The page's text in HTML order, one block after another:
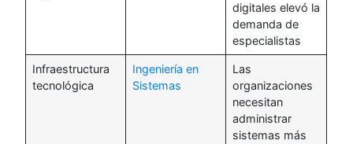
digitales elevó la
demanda de
especialistas
Infraestructura
tecnológica
Ingeniería en
Sistemas
Las
organizaciones
necesitan
administrar
sistemas más